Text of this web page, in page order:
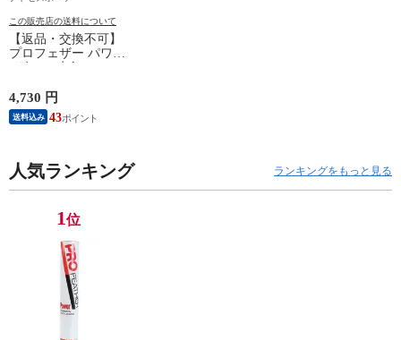
この販売店の送料について
【返品・交換不可】
プロフェザー パワー
1ダース 水鳥シャト
PF-6010 2025SS バド
ミントンシャトル 羽
根 12個入
4,730 円
送料込み 43
人気ランキング ランキングをもっと見る
1位